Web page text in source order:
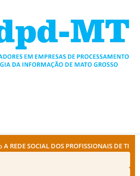
A REDE SOCIAL DOS PROFISSIONAIS DE TI